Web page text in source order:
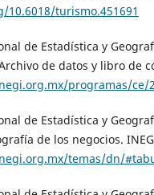
turismo.451691
de Estadística y
de datos y libro de
programas/ce/
de Estadística y
de los negocios.
temas/dn/